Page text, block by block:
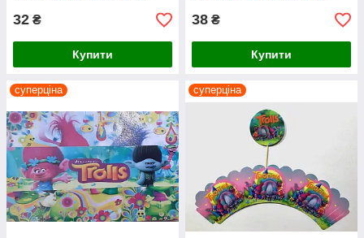
32 ₴
Купити
38 ₴
Купити
суперціна суперціна